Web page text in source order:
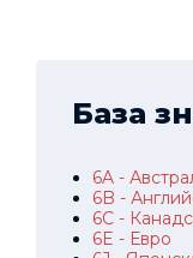
База
6A -
6B -
6C -
6E - Евро